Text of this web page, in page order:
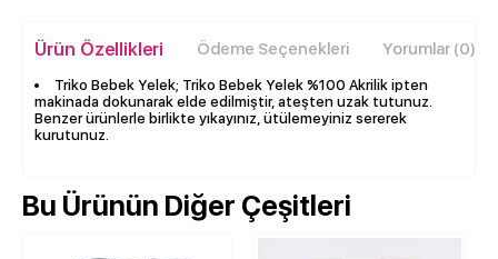
Ürün Özellikleri Ödeme Seçenekleri Yorumlar (0)
Triko Bebek Yelek; Triko Bebek Yelek %100 Akrilik ipten
makinada dokunarak elde edilmiştir, ateşten uzak tutunuz.
Benzer ürünlerle birlikte yıkayınız, ütülemeyiniz sererek
kurutunuz.
Bu Ürünün Diğer Çeşitleri